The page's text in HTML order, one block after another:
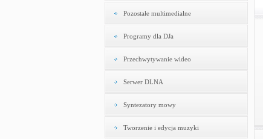
Pozostałe multimedialne
Programy dla DJa
Przechwytywanie wideo
Serwer DLNA
Syntezatory mowy
Tworzenie i edycja muzyki